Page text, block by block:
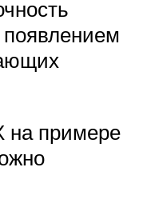
появлением
на примере